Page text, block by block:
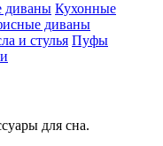
диваны Кухонные
диваны
и стулья Пуфы
для сна.